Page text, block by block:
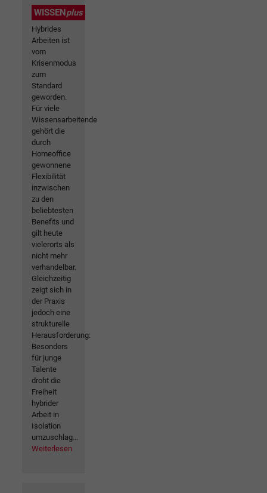
WISSENplus
Hybrides
Arbeiten ist
vom
Krisenmodus
zum
Standard
geworden.
Für viele
Wissensarbeitende
gehört die
durch
Homeoffice
gewonnene
Flexibilität
inzwischen
zu den
beliebtesten
Benefits und
gilt heute
vielerorts als
nicht mehr
verhandelbar.
Gleichzeitig
zeigt sich in
der Praxis
jedoch eine
strukturelle
Herausforderung:
Besonders
für junge
Talente
droht die
Freiheit
hybrider
Arbeit in
Isolation
umzuschlag...
Weiterlesen